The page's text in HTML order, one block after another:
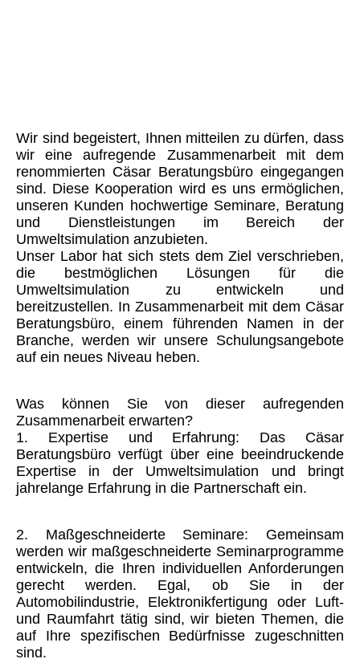
Wir sind begeistert, Ihnen mitteilen zu dürfen, dass
wir eine aufregende Zusammenarbeit mit dem
renommierten Cäsar Beratungsbüro eingegangen
sind. Diese Kooperation wird es uns ermöglichen,
unseren Kunden hochwertige Seminare, Beratung
und Dienstleistungen im Bereich der
Umweltsimulation anzubieten.
Unser Labor hat sich stets dem Ziel verschrieben,
die bestmöglichen Lösungen für die
Umweltsimulation zu entwickeln und
bereitzustellen. In Zusammenarbeit mit dem Cäsar
Beratungsbüro, einem führenden Namen in der
Branche, werden wir unsere Schulungsangebote
auf ein neues Niveau heben.
Was können Sie von dieser aufregenden
Zusammenarbeit erwarten?
1. Expertise und Erfahrung: Das Cäsar
Beratungsbüro verfügt über eine beeindruckende
Expertise in der Umweltsimulation und bringt
jahrelange Erfahrung in die Partnerschaft ein.
2. Maßgeschneiderte Seminare: Gemeinsam
werden wir maßgeschneiderte Seminarprogramme
entwickeln, die Ihren individuellen Anforderungen
gerecht werden. Egal, ob Sie in der
Automobilindustrie, Elektronikfertigung oder Luft-
und Raumfahrt tätig sind, wir bieten Themen, die
auf Ihre spezifischen Bedürfnisse zugeschnitten
sind.